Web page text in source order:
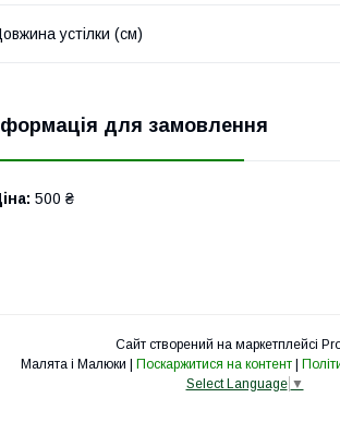
устілки (см)
для замовлення
500 ₴
Сайт створений на маркетплейсі
Малята і Малюки | Поскаржитися на контент |
Select Language ▼